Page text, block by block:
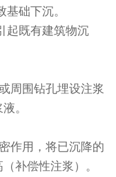
础下沉。
起既有建筑物沉
周围钻孔埋设注浆
。
作用，将已沉降的
补偿性注浆）。